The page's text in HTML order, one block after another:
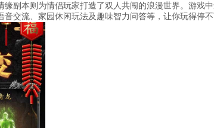
缘副本则为情侣玩家打造了双人共闯的浪漫世界。游戏
交流、家园休闲玩法及趣味智力问答等，让你玩得停不